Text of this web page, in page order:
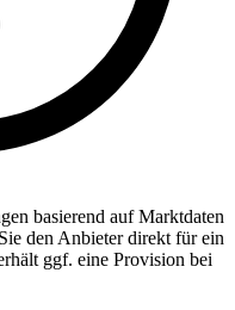
basierend auf Marktdaten
den Anbieter direkt für ein
ält ggf. eine Provision bei